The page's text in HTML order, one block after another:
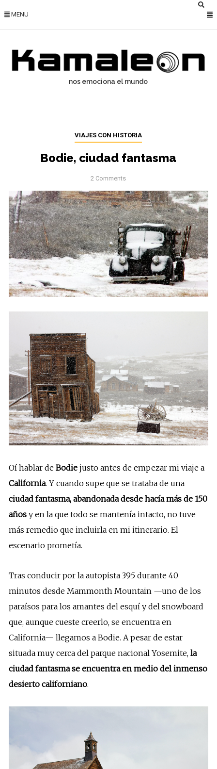
MENU
nos emociona el mundo
VIAJES CON HISTORIA
Bodie, ciudad fantasma
2 Comments
Oí hablar de Bodiejusto antes de empezar mi viaje a
California. Y cuando supe que se trataba de una
ciudad fantasma, abandonada desde hacía más de 150
añosy en la que todo se mantenía intacto, no tuve
más remedio que incluirla en mi itinerario. El
escenario prometía.
Tras conducir por la autopista 395 durante 40
minutos desde Mammonth Mountain —uno de los
paraísos para los amantes del esquí y del snowboard
que, aunque cueste creerlo, se encuentra en
California— llegamos a Bodie. A pesar de estar
situada muy cerca del parque nacional Yosemite, la
ciudad fantasma se encuentra en medio del inmenso
desierto californiano.